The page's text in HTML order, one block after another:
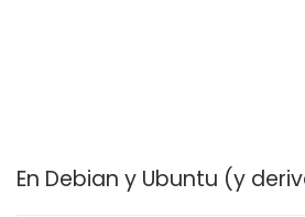
En Debian y Ubuntu (y